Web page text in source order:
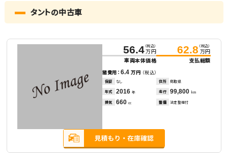
タントの中古車
56.4 （税込）
万円
車両本体価格
62.8 （税込）
万円
支払総額
諸費用：6.4万円 （税込）
保証 なし 住所 鳥取県
年式 2016 年 走行 99,800 km
排気 660 cc 整備 法定整備付